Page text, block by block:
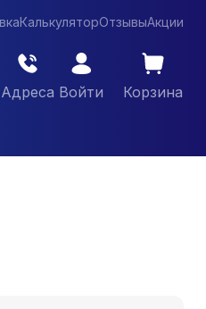
КалькуляторОтзывыАкции
Адреса Войти Корзина